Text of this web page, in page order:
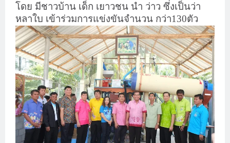
โดย มีชาวบ้าน เด็ก เยาวชน นำ ว่าว ซึ่งเป็นว่า
หลาใบ เข้าร่วมการแข่งขันจำนวน กว่า130ตัว